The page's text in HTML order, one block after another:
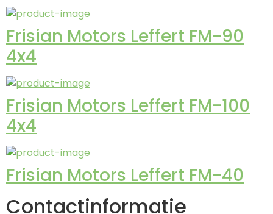
Frisian Motors Leffert FM-90
4x4
Frisian Motors Leffert FM-100
4x4
Frisian Motors Leffert FM-40
Contactinformatie